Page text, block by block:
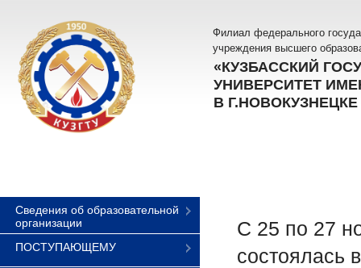
Филиал федерального
учреждения высшего
«КУЗБАССКИЙ
УНИВЕРСИТЕТ
В Г.НОВОКУЗНЕЦКЕ
Сведения об образовательной
организации
ПОСТУПАЮЩЕМУ
С 25 по 27
состоялась